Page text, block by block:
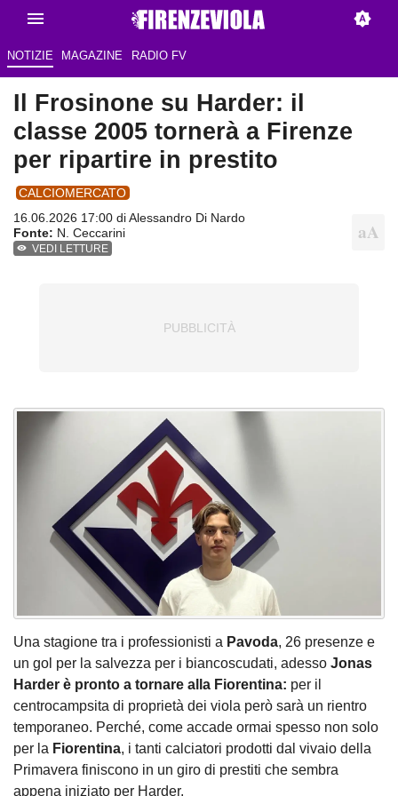
NOTIZIE MAGAZINE RADIO FV
Il Frosinone su Harder: il
classe 2005 tornerà a Firenze
per ripartire in prestito
CALCIOMERCATO
16.06.2026 17:00 diAlessandro Di Nardo
Fonte: N. Ceccarini
VEDI LETTURE
Una stagione tra i professionisti a Pavoda, 26 presenze e
un gol per la salvezza per i biancoscudati, adesso Jonas
Harder è pronto a tornare alla Fiorentina: per il
centrocampsita di proprietà dei viola però sarà un rientro
temporaneo. Perché, come accade ormai spesso non solo
per la Fiorentina, i tanti calciatori prodotti dal vivaio della
Primavera finiscono in un giro di prestiti che sembra
appena iniziato per Harder.